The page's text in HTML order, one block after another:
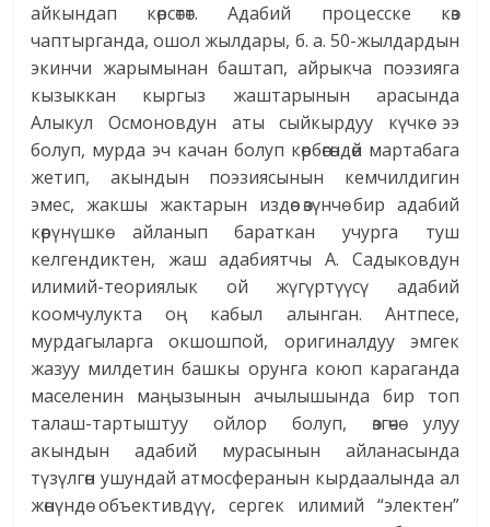
айкындап көрсөтөт. Адабий процесске көз
чаптырганда, ошол жылдары, б. а. 50-жылдардын
экинчи жарымынан баштап, айрыкча поэзияга
кызыккан кыргыз жаштарынын арасында
Алыкул Осмоновдун аты сыйкырдуу күчкө ээ
болуп, мурда эч качан болуп көрбөгөндөй мартабага
жетип, акындын поэзиясынын кемчилдигин
эмес, жакшы жактарын издөө өзүнчө бир адабий
көрүнүшкө айланып бараткан учурга туш
келгендиктен, жаш адабиятчы А. Садыковдун
илимий-теориялык ой жүгүртүүсү адабий
коомчулукта оң кабыл алынган. Антпесе,
мурдагыларга окшошпой, оригиналдуу эмгек
жазуу милдетин башкы орунга коюп караганда
маселенин маңызынын ачылышында бир топ
талаш-тартыштуу ойлор болуп, өзгөчө улуу
акындын адабий мурасынын айланасында
түзүлгөн ушундай атмосферанын кырдаалында ал
жөнүндө объективдүү, сергек илимий “электен”